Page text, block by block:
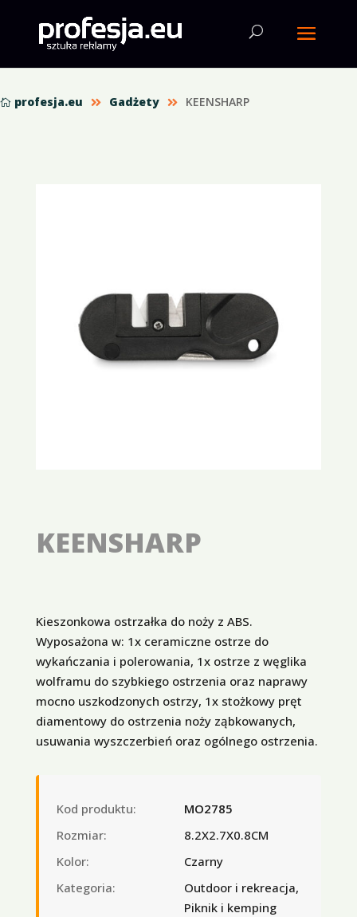
 profesja.eu  Gadżety  KEENSHARP
KEENSHARP
Kieszonkowa ostrzałka do noży z ABS.
Wyposażona w: 1x ceramiczne ostrze do
wykańczania i polerowania, 1x ostrze z węglika
wolframu do szybkiego ostrzenia oraz naprawy
mocno uszkodzonych ostrzy, 1x stożkowy pręt
diamentowy do ostrzenia noży ząbkowanych,
usuwania wyszczerbień oraz ogólnego ostrzenia.
Kod produktu:
MO2785
Rozmiar:
8.2X2.7X0.8CM
Kolor:
Czarny
Kategoria:
Outdoor i rekreacja,
Piknik i kemping